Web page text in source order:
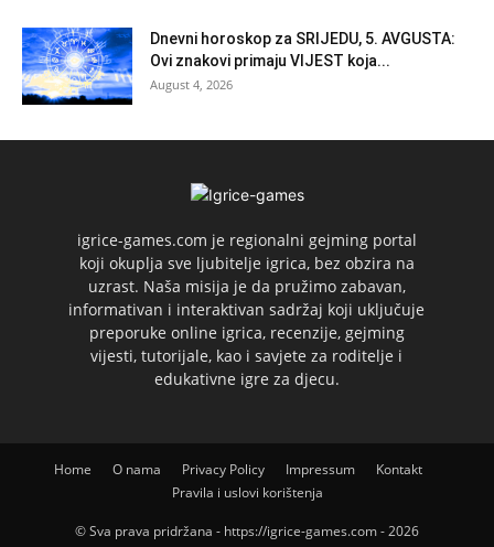
Dnevni horoskop za SRIJEDU, 5. AVGUSTA:
Ovi znakovi primaju VIJEST koja...
August 4, 2026
igrice-games.com je regionalni gejming portal
koji okuplja sve ljubitelje igrica, bez obzira na
uzrast. Naša misija je da pružimo zabavan,
informativan i interaktivan sadržaj koji uključuje
preporuke online igrica, recenzije, gejming
vijesti, tutorijale, kao i savjete za roditelje i
edukativne igre za djecu.
Home O nama Privacy Policy Impressum
Kontakt
Pravila i uslovi korištenja
© Sva prava pridržana - https://igrice-games.com - 2026